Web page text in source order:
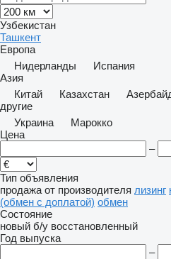
Узбекистан
Ташкент
Европа
Нидерланды
Испания
Азия
Китай
Казахстан
другие
Украина
Марокко
Цена
–
Тип объявления
продажа от производителя лизинг
(обмен с доплатой) обмен
Состояние
новый б/у восстановленный
Год выпуска
–